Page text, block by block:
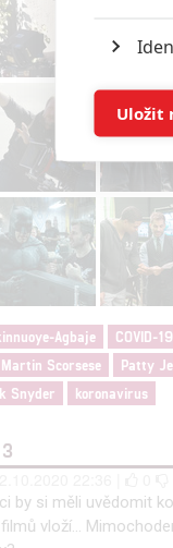
Agbaje COVID-19
Martin Scorsese Patty
Snyder koronavirus
3
by si měli uvědomit
vloží...
Udělením
možnost:
Uložit